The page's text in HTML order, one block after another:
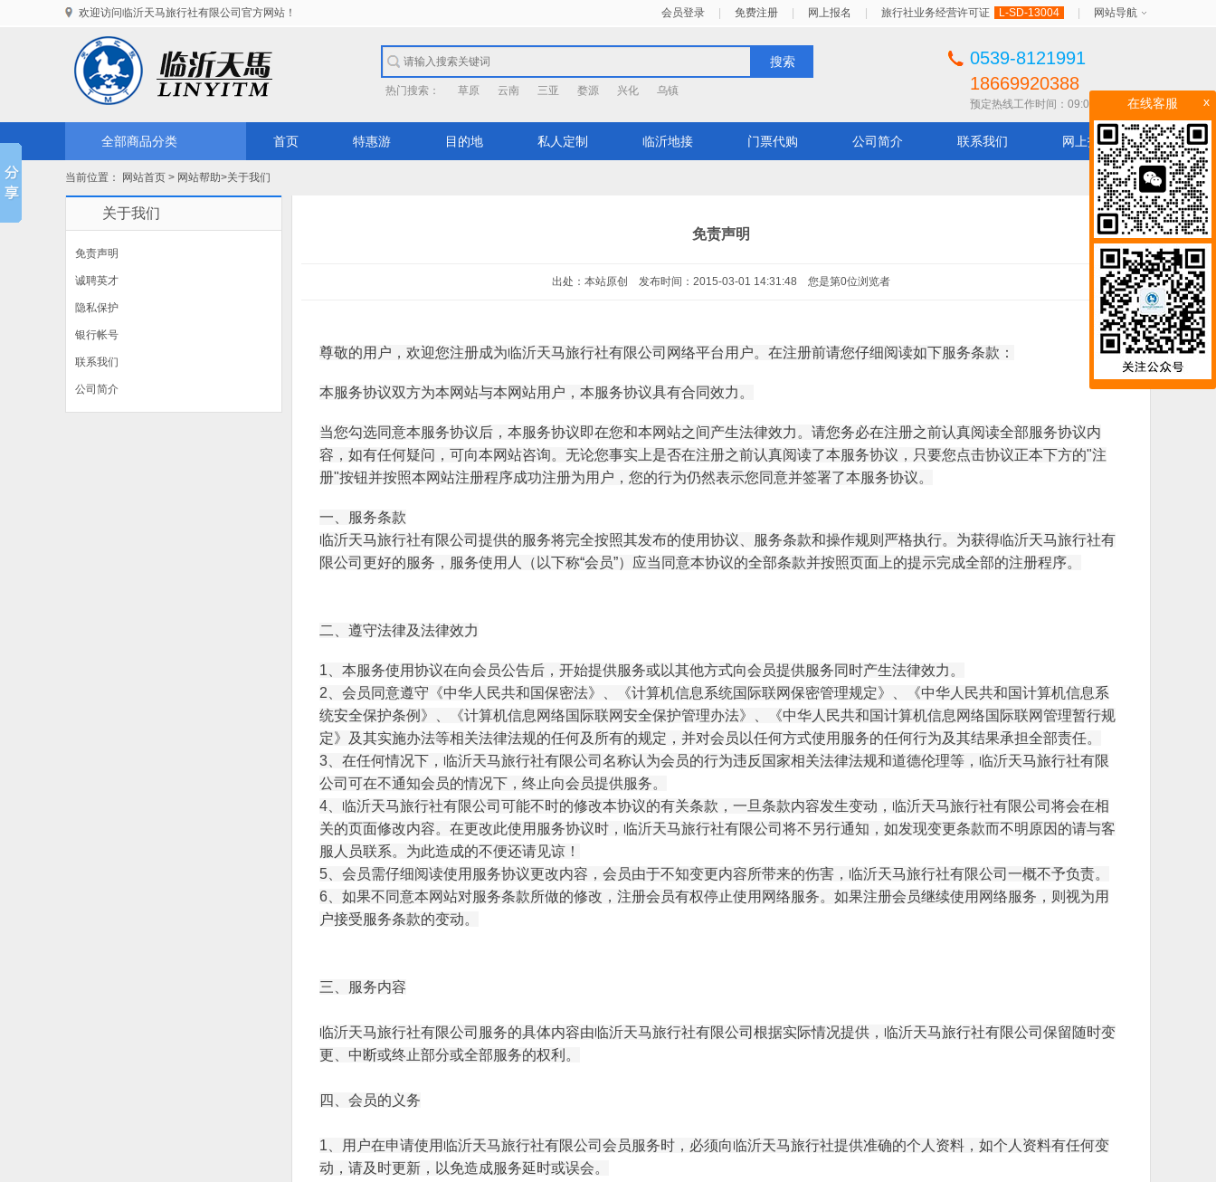
欢迎访问临沂天马旅行社有限公司官方网站！ 会员登录 免费注册 网上报名 旅行社业务经营许可证 L-SD-13004 网站导航
搜索
热门搜索： 草原 云南 三亚 婺源 兴化 乌镇
0539-8121991
18669920388
预定热线工作时间：09:00 - 22:00
全部商品分类 首页 特惠游 目的地 私人定制 临沂地接 门票代购 公司简介 联系我们 网上报名
当前位置： 网站首页 > 网站帮助>关于我们
关于我们
免责声明
诚聘英才
隐私保护
银行帐号
联系我们
公司简介
免责声明
出处：本站原创 发布时间：2015-03-01 14:31:48 您是第0位浏览者
尊敬的用户，欢迎您注册成为临沂天马旅行社有限公司网络平台用户。在注册前请您仔细阅读如下服务条款：
本服务协议双方为本网站与本网站用户，本服务协议具有合同效力。
当您勾选同意本服务协议后，本服务协议即在您和本网站之间产生法律效力。请您务必在注册之前认真阅读全部服务协议内
容，如有任何疑问，可向本网站咨询。无论您事实上是否在注册之前认真阅读了本服务协议，只要您点击协议正本下方的"注
册"按钮并按照本网站注册程序成功注册为用户，您的行为仍然表示您同意并签署了本服务协议。
一、服务条款
临沂天马旅行社有限公司提供的服务将完全按照其发布的使用协议、服务条款和操作规则严格执行。为获得临沂天马旅行社有
限公司更好的服务，服务使用人（以下称“会员”）应当同意本协议的全部条款并按照页面上的提示完成全部的注册程序。
二、遵守法律及法律效力
1、本服务使用协议在向会员公告后，开始提供服务或以其他方式向会员提供服务同时产生法律效力。
2、会员同意遵守《中华人民共和国保密法》、《计算机信息系统国际联网保密管理规定》、《中华人民共和国计算机信息系
统安全保护条例》、《计算机信息网络国际联网安全保护管理办法》、《中华人民共和国计算机信息网络国际联网管理暂行规
定》及其实施办法等相关法律法规的任何及所有的规定，并对会员以任何方式使用服务的任何行为及其结果承担全部责任。
3、在任何情况下，临沂天马旅行社有限公司名称认为会员的行为违反国家相关法律法规和道德伦理等，临沂天马旅行社有限
公司可在不通知会员的情况下，终止向会员提供服务。
4、临沂天马旅行社有限公司可能不时的修改本协议的有关条款，一旦条款内容发生变动，临沂天马旅行社有限公司将会在相
关的页面修改内容。在更改此使用服务协议时，临沂天马旅行社有限公司将不另行通知，如发现变更条款而不明原因的请与客
服人员联系。为此造成的不便还请见谅！
5、会员需仔细阅读使用服务协议更改内容，会员由于不知变更内容所带来的伤害，临沂天马旅行社有限公司一概不予负责。
6、如果不同意本网站对服务条款所做的修改，注册会员有权停止使用网络服务。如果注册会员继续使用网络服务，则视为用
户接受服务条款的变动。
三、服务内容
临沂天马旅行社有限公司服务的具体内容由临沂天马旅行社有限公司根据实际情况提供，临沂天马旅行社有限公司保留随时变
更、中断或终止部分或全部服务的权利。
四、会员的义务
1、用户在申请使用临沂天马旅行社有限公司会员服务时，必须向临沂天马旅行社提供准确的个人资料，如个人资料有任何变
动，请及时更新，以免造成服务延时或误会。
在线客服 x